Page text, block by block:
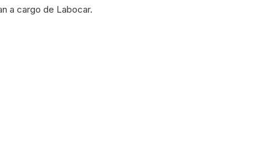
a cargo de Labocar.